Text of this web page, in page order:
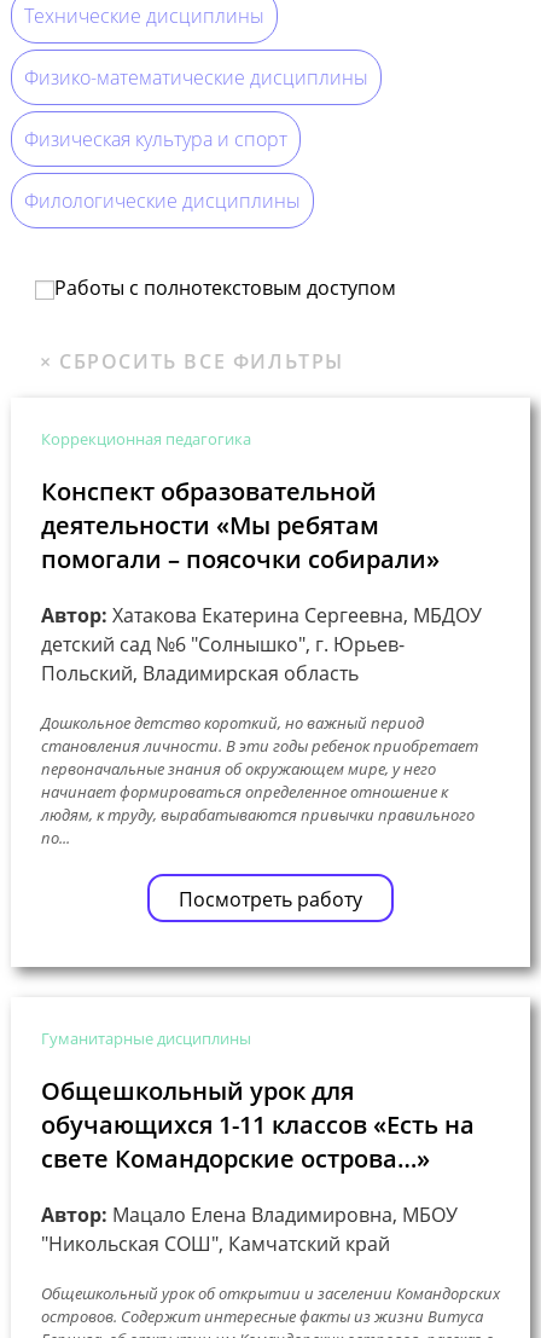
Технические дисциплины
Физико-математические дисциплины
Физическая культура и спорт
Филологические дисциплины
Работы с полнотекстовым доступом
Коррекционная педагогика
Конспект образовательной
деятельности «Мы ребятам
помогали – поясочки собирали»
Автор: Хатакова Екатерина Сергеевна, МБДОУ
детский сад №6 "Солнышко", г. Юрьев-
Польский, Владимирская область
Дошкольное детство короткий, но важный период
становления личности. В эти годы ребенок приобретает
первоначальные знания об окружающем мире, у него
начинает формироваться определенное отношение к
людям, к труду, вырабатываются привычки правильного
по...
Посмотреть работу
Гуманитарные дисциплины
Общешкольный урок для
обучающихся 1-11 классов «Есть на
свете Командорские острова…»
Автор: Мацало Елена Владимировна, МБОУ
"Никольская СОШ", Камчатский край
Общешкольный урок об открытии и заселении Командорских
островов. Содержит интересные факты из жизни Витуса